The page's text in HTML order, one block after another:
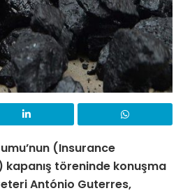
(Insurance
töreninde konuşma
António Guterres,